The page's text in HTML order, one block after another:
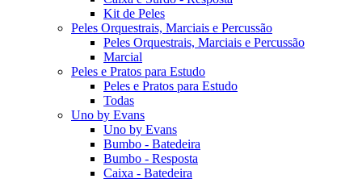
Kit de Peles
Peles Orquestrais, Marciais e Percussão
Peles Orquestrais, Marciais e Percussão
Marcial
Peles e Pratos para Estudo
Peles e Pratos para Estudo
Todas
Uno by Evans
Uno by Evans
Bumbo - Batedeira
Bumbo - Resposta
Caixa - Batedeira